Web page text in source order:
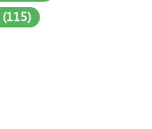
(115)